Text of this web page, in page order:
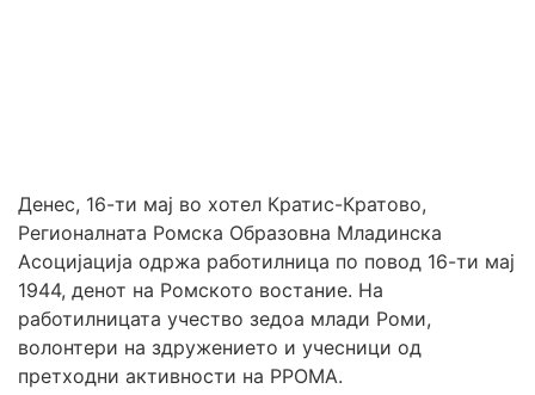
Денес, 16-ти мај во хотел Кратис-Кратово,
Регионалната Ромска Образовна Младинска
Асоцијација одржа работилница по повод 16-ти мај
1944, денот на Ромското востание. На
работилницата учество зедоа млади Роми,
волонтери на здружението и учесници од
претходни активности на РРОМА.